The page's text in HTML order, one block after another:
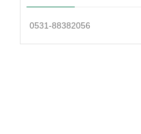
0531-88382056